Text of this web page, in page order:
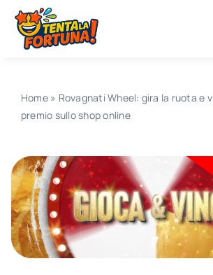
Salta
contenuto
Home» Rovagnati Wheel: gira la ruota e
premio sullo shop online